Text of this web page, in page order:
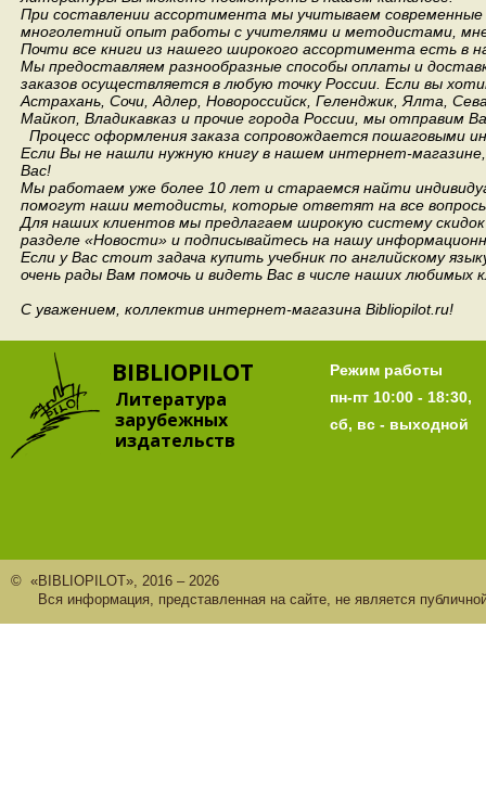
При составлении ассортимента мы учитываем
многолетний опыт работы с учителями и методистами,
Почти все книги из нашего широкого ассортимента есть в
Мы предоставляем разнообразные способы оплаты и
заказов осуществляется в любую точку России. Если вы
Астрахань, Сочи, Адлер, Новороссийск, Геленджик, Ялта,
Майкоп, Владикавказ и прочие города России, мы отправим
Процесс оформления заказа сопровождается пошаговыми
Если Вы не нашли нужную книгу в нашем интернет-
Вас!
Мы работаем уже более 10 лет и стараемся найти
помогут наши методисты, которые ответят на все
Для наших клиентов мы предлагаем широкую систему
разделе «Новости» и подписывайтесь на нашу
Если у Вас стоит задача купить учебник по английскому
очень рады Вам помочь и видеть Вас в числе наших любимых
С уважением, коллектив интернет-магазина Bibliopilot.ru!
BIBLIOPILOT
Литература
зарубежных
издательств
Режим работы
пн-пт 10:00 - 18:30,
сб, вс - выходной
© «BIBLIOPILOT», 2016 – 2026
Вся информация, представленная на сайте, не является